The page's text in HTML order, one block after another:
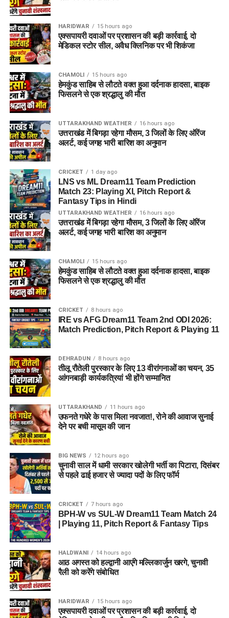
HARIDWAR 15 hours ago
एक्सपायरी दवाओं पर प्रशासन की बड़ी कार्रवाई, दो
मेडिकल स्टोर सील, अवैध क्लिनिक पर भी शिकंजा
CHAMOLI 15 hours ago
हेमकुंड साहिब से लौटते वक्त हुआ दर्दनाक हादसा, बाइक
फिसलने से एक श्रद्धालु की मौत
UTTARAKHAND WEATHER 16 hours ago
उत्तराखंड में बिगड़ा रहेगा मौसम, 3 जिलों के लिए ऑरेंज
अलर्ट, कई जगह भारी बारिश का अनुमान
CRICKET 1 day ago
LNS vs ML Dream11 Team Prediction
Match 23: Playing XI, Pitch Report &
Fantasy Tips in Hindi
UTTARAKHAND WEATHER 16 hours ago
उत्तराखंड में बिगड़ा रहेगा मौसम, 3 जिलों के लिए ऑरेंज
अलर्ट, कई जगह भारी बारिश का अनुमान
CHAMOLI 15 hours ago
हेमकुंड साहिब से लौटते वक्त हुआ दर्दनाक हादसा, बाइक
फिसलने से एक श्रद्धालु की मौत
CRICKET 8 hours ago
IRE vs AFG Dream11 Team 2nd ODI 2026:
Match Prediction, Pitch Report & Playing 11
DEHRADUN 8 hours ago
तीलू रौतेली पुरस्कार के लिए 13 वीरांगनाओं का चयन, 35
आंगनबाड़ी कार्यकत्रियां भी होंगे सम्मानित
UTTARAKHAND 11 hours ago
उफनते गधेरे के पास मिला नवजात!, रोने की आवाज सुनाई
देने पर बची मासूम की जान
BIG NEWS 12 hours ago
चुनावी साल में धामी सरकार खोलेगी भर्ती का पिटारा, दिसंबर
से पहले ढाई हजार से ज्यादा पदों के लिए फॉर्म
CRICKET 7 hours ago
BPH-W vs SUL-W Dream11 Team Match 24
| Playing 11, Pitch Report & Fantasy Tips
HALDWANI 14 hours ago
आठ अगस्त को हल्द्वानी आएंगे मल्लिकार्जुन खरगे, चुनावी
रैली को करेंगे संबोधित
HARIDWAR 15 hours ago
एक्सपायरी दवाओं पर प्रशासन की बड़ी कार्रवाई, दो